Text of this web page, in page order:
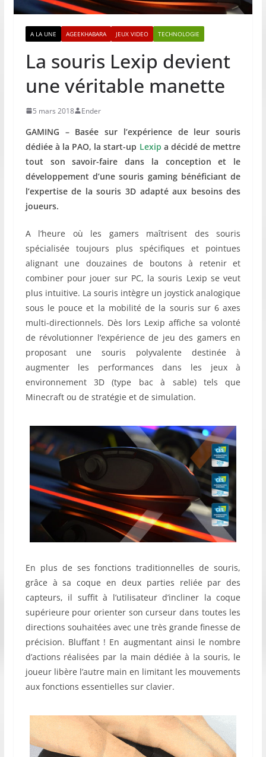
A LA UNE AGEEKHABARA JEUX VIDEO TECHNOLOGIE
La souris Lexip devient
une véritable manette
5 mars 2018 Ender
GAMING – Basée sur l’expérience de leur souris
dédiée à la PAO, la start-up Lexip a décidé de mettre
tout son savoir-faire dans la conception et le
développement d’une souris gaming bénéficiant de
l’expertise de la souris 3D adapté aux besoins des
joueurs.
A l’heure où les gamers maîtrisent des souris
spécialisée toujours plus spécifiques et pointues
alignant une douzaines de boutons à retenir et
combiner pour jouer sur PC, la souris Lexip se veut
plus intuitive. La souris intègre un joystick analogique
sous le pouce et la mobilité de la souris sur 6 axes
multi-directionnels. Dès lors Lexip affiche sa volonté
de révolutionner l’expérience de jeu des gamers en
proposant une souris polyvalente destinée à
augmenter les performances dans les jeux à
environnement 3D (type bac à sable) tels que
Minecraft ou de stratégie et de simulation.
En plus de ses fonctions traditionnelles de souris,
grâce à sa coque en deux parties reliée par des
capteurs, il suffit à l’utilisateur d’incliner la coque
supérieure pour orienter son curseur dans toutes les
directions souhaitées avec une très grande finesse de
précision. Bluffant ! En augmentant ainsi le nombre
d’actions réalisées par la main dédiée à la souris, le
joueur libère l’autre main en limitant les mouvements
aux fonctions essentielles sur clavier.